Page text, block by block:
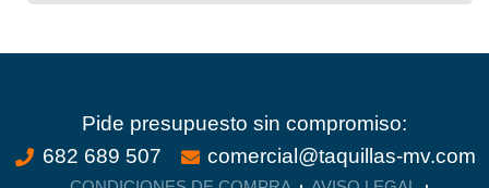
Pide presupuesto sin compromiso:
682 689 507
comercial@taquillas-mv.com